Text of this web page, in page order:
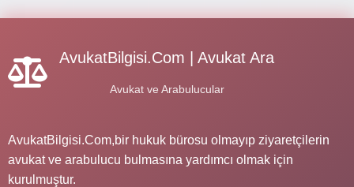
AvukatBilgisi.Com | Avukat Ara
Avukat ve Arabulucular
AvukatBilgisi.Com,bir hukuk bürosu olmayıp ziyaretçilerin
avukat ve arabulucu bulmasına yardımcı olmak için
kurulmuştur.